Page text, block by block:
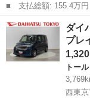
■ 支払総額: 155.4万円 ■ 車両本体価格： 1,490,000 円 ■ メーカ
ー名： ダイハツ ■
Ｇ ターボ カーナビ
証 １年間...
東京 葛飾区 ト
ダイ
プレ
トール
西東